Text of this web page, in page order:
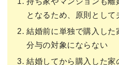
となるため、原則とし
結婚前に単独で購入した
分与の対象にならない
結婚してから購入した家